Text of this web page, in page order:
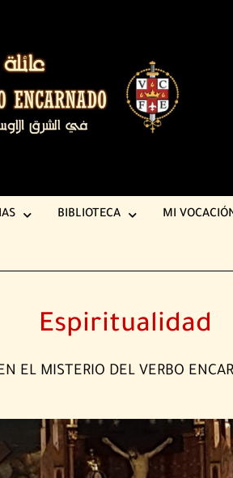
BIBLIOTECA MI
Espiritualidad
EL MISTERIO DEL VERBO